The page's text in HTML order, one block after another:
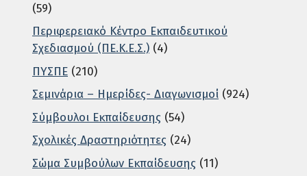
(59)
Περιφερειακό Κέντρο Εκπαιδευτικού
Σχεδιασμού (ΠΕ.Κ.Ε.Σ.) (4)
ΠΥΣΠΕ (210)
Σεμινάρια – Ημερίδες- Διαγωνισμοί (924)
Σύμβουλοι Εκπαίδευσης (54)
Σχολικές Δραστηριότητες (24)
Σώμα Συμβούλων Εκπαίδευσης (11)